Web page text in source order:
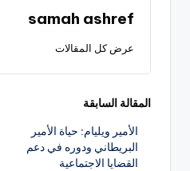
samah ashref
عرض كل المقالات
تصفّح
المقالات
المقالة السابقة
الأمير ويليام: حياة الأمير
البريطاني ودوره في دعم
القضايا الاجتماعية